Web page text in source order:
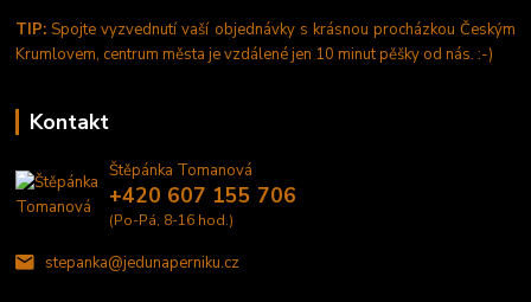
TIP: Spojte vyzvednutí vaší objednávky s krásnou procházkou Českým
Krumlovem, centrum města je vzdálené jen 10 minut pěšky od nás. :-)
Kontakt
Štěpánka Tomanová
+420 607 155 706
(Po-Pá, 8-16 hod.)
stepanka@jedunaperniku.cz